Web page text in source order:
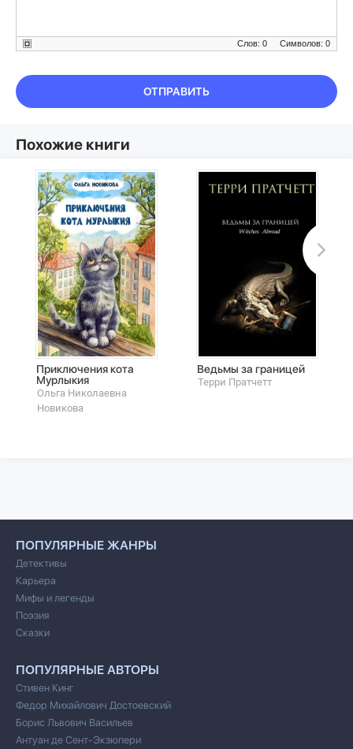
Символов: 0
Слов: 0
ОТПРАВИТЬ
Похожие книги
Приключения кота
Мурлыкия
Ольга Николаевна
Новикова
Ведьмы за границей
Терри Пратчетт
ПОПУЛЯРНЫЕ ЖАНРЫ
Детективы
Карьера
Мифы и легенды
Поэзия
Сказки
ПОПУЛЯРНЫЕ АВТОРЫ
Стивен Кинг
Федор Михайлович Достоевский
Борис Львович Васильев
Антуан де Сент-Экзюпери